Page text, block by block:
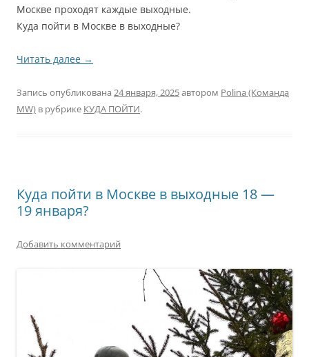
Москве проходят каждые выходные.
Куда пойти в Москве в выходные?
Читать далее →
Запись опубликована 24 января, 2025автором Polina (Команда
MW) в рубрике КУДА ПОЙТИ.
Куда пойти в Москве в выходные 18 —
19 января?
Добавить комментарий